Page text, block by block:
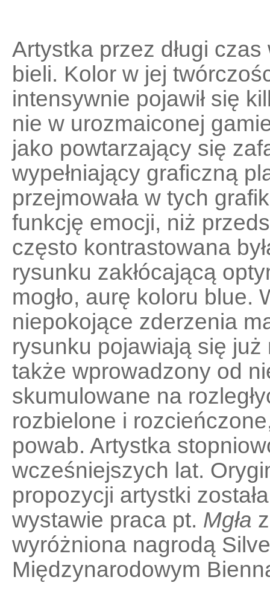
Artystka przez długi
bieli. Kolor w jej
intensywnie pojawił się
nie w urozmaiconej
jako powtarzający się
wypełniający graficzną
przejmowała w tych
funkcję emocji, niż
często kontrastowana
rysunku zakłócającą
mogło, aurę koloru blue.
niepokojące zderzenia
rysunku pojawiają się już
także wprowadzony od
skumulowane na
rozbielone i
powab. Artystka
wcześniejszych lat.
propozycji artystki
wystawie praca pt. Mgła
wyróżniona nagrodą
Międzynarodowym